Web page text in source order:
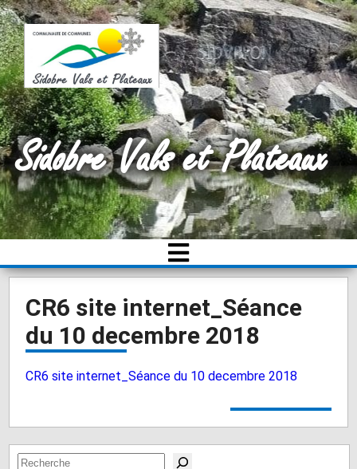
Sidobre Vals et Plateaux
CR6 site internet_Séance
du 10 decembre 2018
CR6 site internet_Séance du 10 decembre 2018
Rechercher